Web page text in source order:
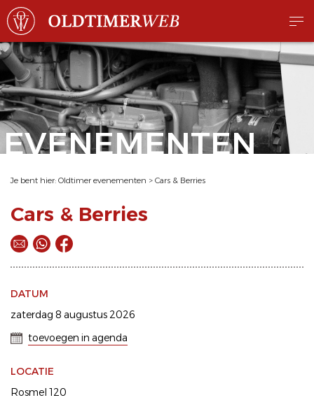
EVENEMENTEN
Je bent hier: Oldtimer evenementen > Cars & Berries
Cars & Berries
DATUM
zaterdag 8 augustus 2026
toevoegen in agenda
LOCATIE
Rosmel 120